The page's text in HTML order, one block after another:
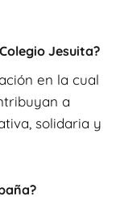
Jesuita?
en la cual
a
solidaria y